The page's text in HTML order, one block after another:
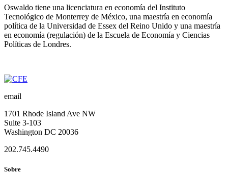
Oswaldo tiene una licenciatura en economía del Instituto
Tecnológico de Monterrey de México, una maestría en economía
política de la Universidad de Essex del Reino Unido y una maestría
en economía (regulación) de la Escuela de Economía y Ciencias
Políticas de Londres.
email
1701 Rhode Island Ave NW
Suite 3-103
Washington DC 20036
202.745.4490
Sobre